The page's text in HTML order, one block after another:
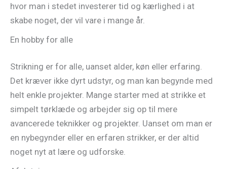
hvor man i stedet investerer tid og kærlighed i at
skabe noget, der vil vare i mange år.
En hobby for alle
Strikning er for alle, uanset alder, køn eller erfaring.
Det kræver ikke dyrt udstyr, og man kan begynde med
helt enkle projekter. Mange starter med at strikke et
simpelt tørklæde og arbejder sig op til mere
avancerede teknikker og projekter. Uanset om man er
en nybegynder eller en erfaren strikker, er der altid
noget nyt at lære og udforske.